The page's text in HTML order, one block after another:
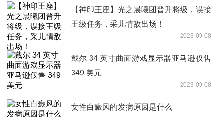
【神印王座】光之晨曦团晋升将级，误接
王级任务，采儿情敌出场！
2023-09-08
戴尔 34 英寸曲面游戏显示器亚马逊仅售
349 美元
2023-09-08
女性白癜风的发病原因是什么